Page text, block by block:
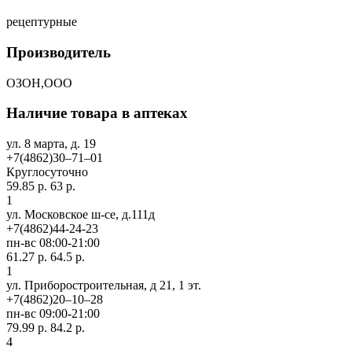
рецептурные
Производитель
ОЗОН,ООО
Наличие товара в аптеках
ул. 8 марта, д. 19
+7(4862)30‒71‒01
Круглосуточно
59.85 р. 63 р.
1
ул. Московское ш-се, д.111д
+7(4862)44-24-23
пн-вс 08:00-21:00
61.27 р. 64.5 р.
1
ул. Приборостроительная, д 21, 1 эт.
+7(4862)20‒10‒28
пн-вс 09:00-21:00
79.99 р. 84.2 р.
4